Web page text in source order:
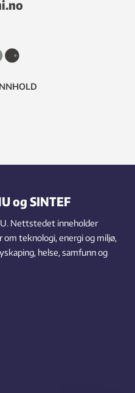
og SINTEF
Nettstedet inneholder
teknologi, energi og miljø,
helse, samfunn og